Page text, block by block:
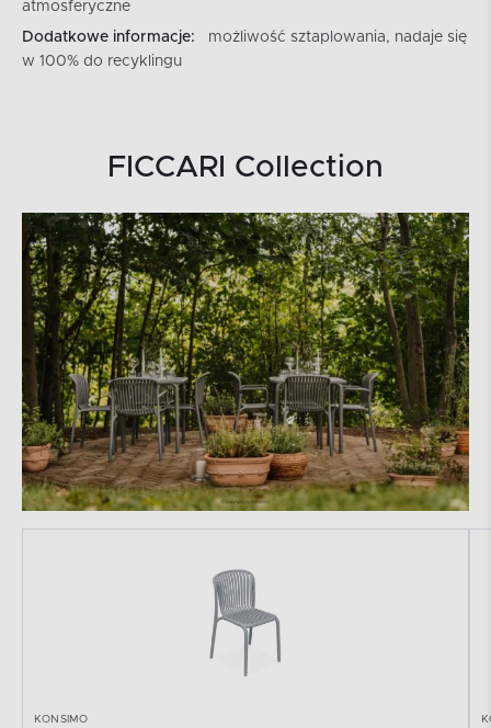
atmosferyczne
Dodatkowe informacje:
możliwość sztaplowania, nadaje się
w 100% do recyklingu
FICCARI Collection
KONSIMO